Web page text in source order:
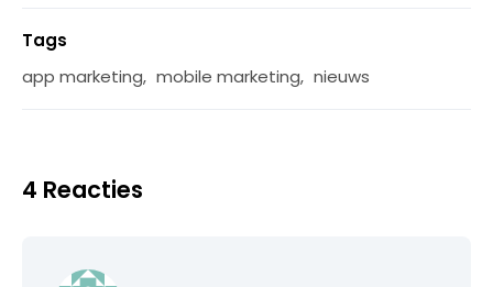
Tags
app marketing, mobile marketing, nieuws
4 Reacties